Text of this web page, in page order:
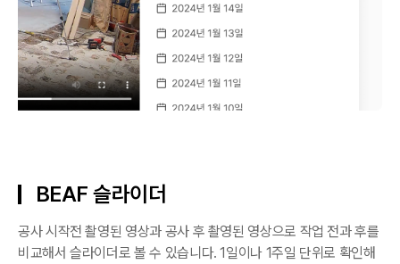
BEAF 슬라이더
공사 시작전 촬영된 영상과 공사 후 촬영된 영상으로 작업 전과 후를
비교해서 슬라이더로 볼 수 있습니다. 1일이나 1주일 단위로 확인해